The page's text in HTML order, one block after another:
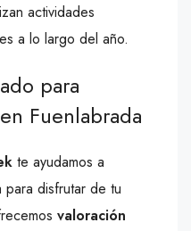
actividades
a lo largo del año.
para
Fuenlabrada
te ayudamos a
disfrutar de tu
valoración